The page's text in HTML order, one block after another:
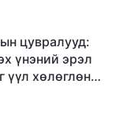
цувралууд:
үнэний эрэл
үүл хөлөглөн